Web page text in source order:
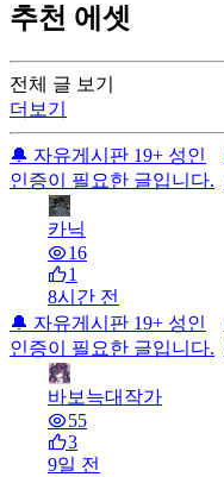
전체 글 보기
더보기
🔔 자유게시판 19+ 성인
인증이 필요한 글입니다.
카닉
16
1
8시간 전
🔔 자유게시판 19+ 성인
인증이 필요한 글입니다.
바보늑대작가
55
3
9일 전
추천 에셋